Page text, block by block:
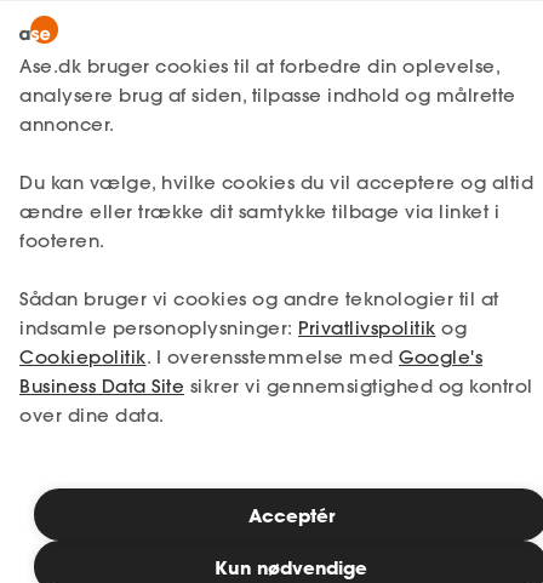
MitAse
Ase Selvstændig
Dokumenter.dk
Lønmodtager
A-kasse
Fagforening
Lønsikring
Få svar
Selvstændig
Studerende
Bliv medlem
A-kasse for bioanalytikere
Når prøverne skal være præcise, skal din tryghed
være det samme
Ase.dk bruger cookies til at forbedre din oplevelse,
analysere brug af siden, tilpasse indhold og målrette
annoncer.
Du kan vælge, hvilke cookies du vil acceptere og altid
ændre eller trække dit samtykke tilbage via linket i
footeren.
Sådan bruger vi cookies og andre teknologier til at
indsamle personoplysninger: Privatlivspolitik og
Cookiepolitik. I overensstemmelse med Google's
Business Data Site sikrer vi gennemsigtighed og kontrol
over dine data.
Kun nødvendige
Acceptér